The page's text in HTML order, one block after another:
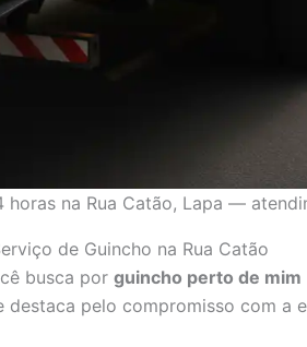
horas na Rua Catão, Lapa —
de Guincho na Rua Catão
busca por guincho perto de mim
destaca pelo compromisso com a